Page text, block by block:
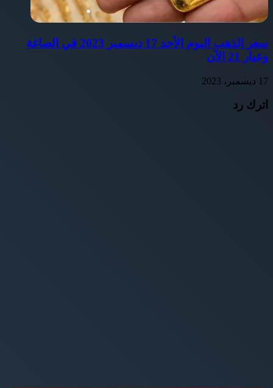
سعر الذهب اليوم الأحد 17 ديسمبر 2023 في الصاغة
وعيار 21 الآن
17 ديسمبر، 2023
اترك رد